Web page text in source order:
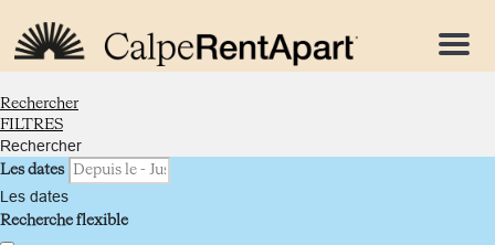
Menu
Rechercher
FILTRES
Rechercher
Les dates
Les dates
Recherche flexible